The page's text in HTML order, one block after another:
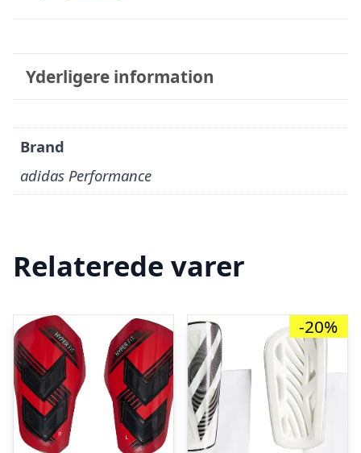
Yderligere information
Brand
adidas Performance
Relaterede varer
-20%